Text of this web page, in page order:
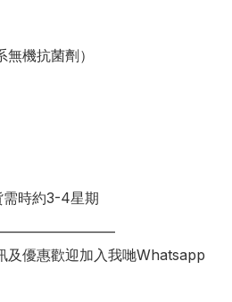
機抗菌劑）
需時約3-4星期
及優惠歡迎加入我哋Whatsapp